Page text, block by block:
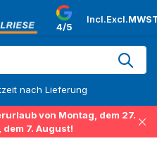
4/5
Incl.Excl.
nach Lieferung
von Montag, dem 27.
7. August!